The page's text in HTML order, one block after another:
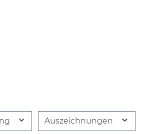
Auszeichnungen